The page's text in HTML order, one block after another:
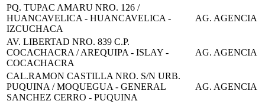
PQ. TUPAC AMARU NRO. 126 /
HUANCAVELICA - HUANCAVELICA -
IZCUCHACA
AG. AGENCIA
AV. LIBERTAD NRO. 839 C.P.
COCACHACRA / AREQUIPA - ISLAY -
COCACHACRA
AG. AGENCIA
CAL.RAMON CASTILLA NRO. S/N URB.
PUQUINA / MOQUEGUA - GENERAL
SANCHEZ CERRO - PUQUINA
AG. AGENCIA